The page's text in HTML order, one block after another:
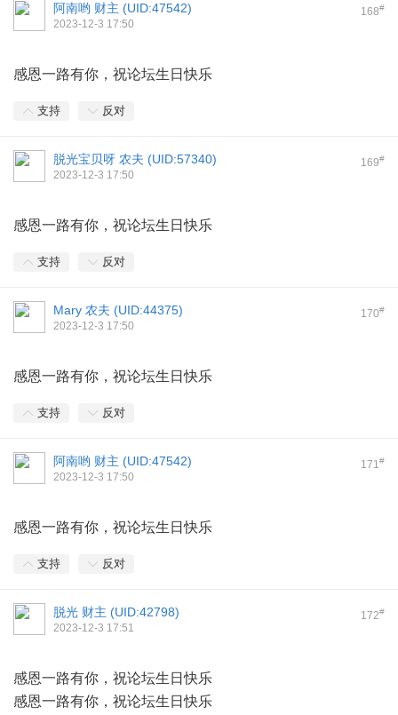
168#
阿南哟 财主 (UID:47542)
2023-12-3 17:50
感恩一路有你，祝论坛生日快乐
支持 反对
169#
脱光宝贝呀 农夫 (UID:57340)
2023-12-3 17:50
感恩一路有你，祝论坛生日快乐
支持 反对
170#
Mary 农夫 (UID:44375)
2023-12-3 17:50
感恩一路有你，祝论坛生日快乐
支持 反对
171#
阿南哟 财主 (UID:47542)
2023-12-3 17:50
感恩一路有你，祝论坛生日快乐
支持 反对
172#
脱光 财主 (UID:42798)
2023-12-3 17:51
感恩一路有你，祝论坛生日快乐
感恩一路有你，祝论坛生日快乐